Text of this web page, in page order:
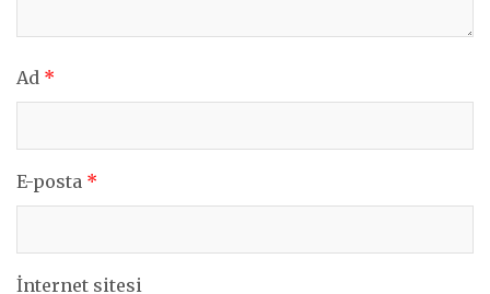
Ad *
E-posta *
İnternet sitesi